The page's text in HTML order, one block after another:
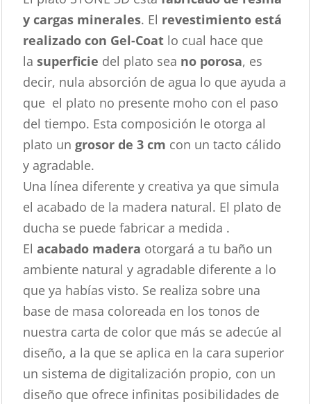
y cargas minerales. El revestimiento está
realizado con Gel-Coat lo cual hace que
lasuperficie del plato sea no porosa, es
decir, nula absorción de agua lo que ayuda a
que el plato no presente moho con el paso
del tiempo. Esta composición le otorga al
plato un grosor de 3 cm con un tacto cálido
y agradable.
Una línea diferente y creativa ya que simula
el acabado de la madera natural. El plato de
ducha se puede fabricar a medida .
Elacabado madera otorgará a tu baño un
ambiente natural y agradable diferente a lo
que ya habías visto. Se realiza sobre una
base de masa coloreada en los tonos de
nuestra carta de color que más se adecúe al
diseño, a la que se aplica en la cara superior
un sistema de digitalización propio, con un
diseño que ofrece infinitas posibilidades de